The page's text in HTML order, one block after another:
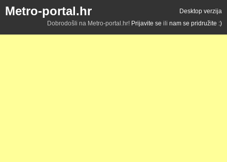
Metro-portal.hr
Desktop verzija
Dobrodošli na Metro-portal.hr! Prijavite se ili nam se pridružite :)